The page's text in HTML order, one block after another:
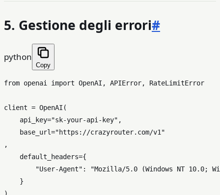
5. Gestione degli errori#
python
Copy
from openai import OpenAI, APIError, RateLimitError
client = OpenAI(
    api_key=
"sk-your-api-key" ,
    base_url=
"https://crazyrouter.com/v1"
,
    default_headers={
"User-Agent" :
"Mozilla/5.0 (Windows NT 10.0;
    }